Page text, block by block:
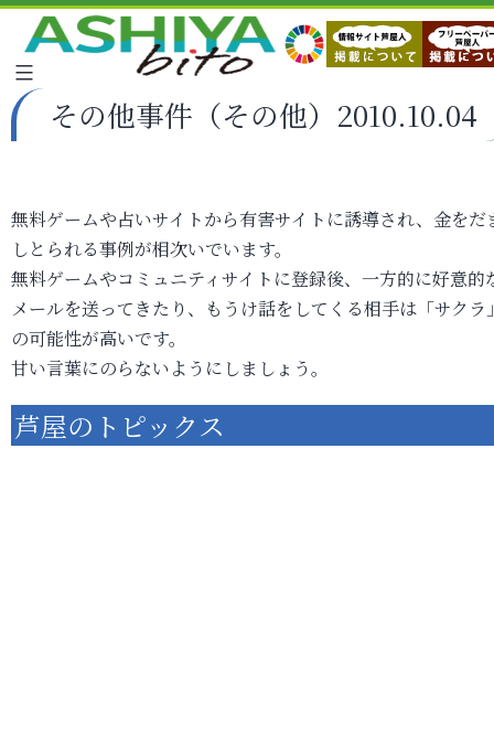
その他事件（その他）2010.10.04
無料ゲームや占いサイトから有害サイトに誘導され、金をだ
しとられる事例が相次いでいます。
無料ゲームやコミュニティサイトに登録後、一方的に好意的
メールを送ってきたり、もうけ話をしてくる相手は「サクラ
の可能性が高いです。
甘い言葉にのらないようにしましょう。
芦屋のトピックス